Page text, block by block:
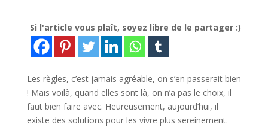
Si l'article vous plaît, soyez libre de le partager :)
Les règles, c’est jamais agréable, on s’en passerait bien
! Mais voilà, quand elles sont là, on n’a pas le choix, il
faut bien faire avec. Heureusement, aujourd’hui, il
existe des solutions pour les vivre plus sereinement.